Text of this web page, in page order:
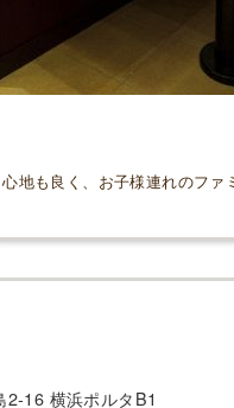
地も良く、お子様連れのファ
2-16 横浜ポルタB1